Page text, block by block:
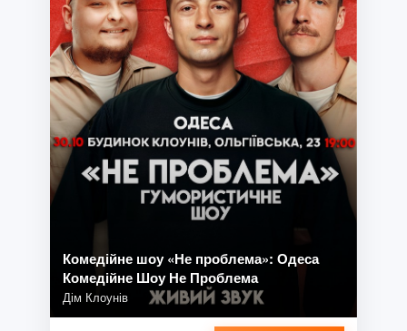
Комедійне шоу «Не проблема»: Одеса
Комедійне Шоу Не Проблема
Дім Клоунів